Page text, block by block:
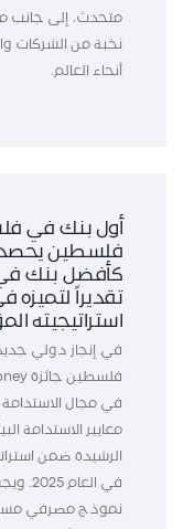
نخبة من الشركات
أنحاء العالم.
أول بنك في
تقديراً
استراتيجيته
في إنجاز دولي
معايير الاستدامة
الرشيدة ضمن
في
نموذج مصرفي